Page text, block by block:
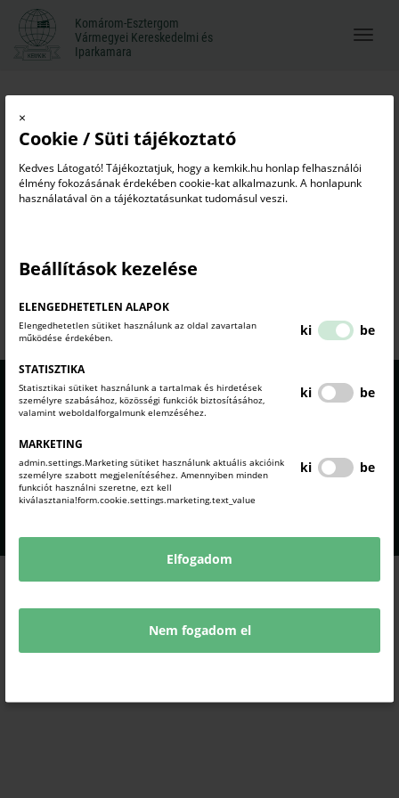
×
Cookie / Süti tájékoztató
Kedves Látogató! Tájékoztatjuk, hogy a kemkik.hu honlap felhasználói
élmény fokozásának érdekében cookie-kat alkalmazunk. A honlapunk
használatával ön a tájékoztatásunkat tudomásul veszi.
Beállítások kezelése
ELENGEDHETETLEN ALAPOK
Elengedhetetlen sütiket használunk az oldal zavartalan
működése érdekében.
ki be
STATISZTIKA
Statisztikai sütiket használunk a tartalmak és hirdetések
személyre szabásához, közösségi funkciók biztosításához,
valamint weboldalforgalmunk elemzéséhez.
ki be
MARKETING
admin.settings.Marketing sütiket használunk aktuális akcióink
személyre szabott megjelenítéséhez. Amennyiben minden
funkciót használni szeretne, ezt kell
kiválasztania!form.cookie.settings.marketing.text_value
ki be
Elfogadom
Nem fogadom el
Komárom-Esztergom
Vármegyei Kereskedelmi és
Iparkamara
Komárom-Esztergom
Vármegyei Kereskedelmi és
Iparkamara
Menü
Online regisztráció
vállalkozói regisztráció
kamarai regisztráció
online regisztráció
KAMARAI NYILVÁNTARTÓ RENDSZER
Komárom-Esztergom
Vármegyei Kereskedelmi és
COPYRIGHT © 2021 - 2026 KEMKIK. |
ALL RIGHTS RESERVED! DESIGNED &
POWERED BY POSITIVE ADAMSKY
KOMÁROM-ESZTERGOM